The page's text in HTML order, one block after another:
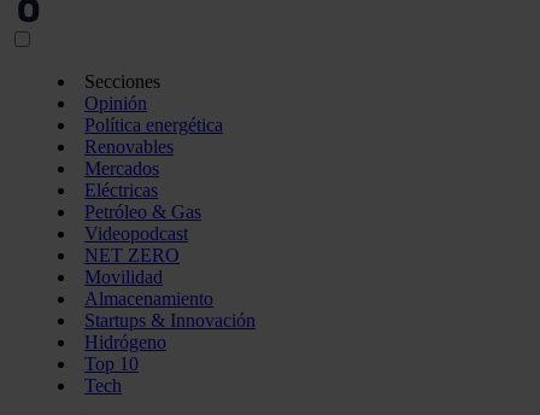
Secciones
Opinión
Política energética
Renovables
Mercados
Eléctricas
Petróleo & Gas
Videopodcast
NET ZERO
Movilidad
Almacenamiento
Startups & Innovación
Hidrógeno
Top 10
Tech